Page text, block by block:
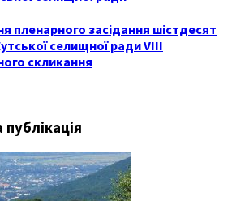
пленарного засідання шістдесят
селищної ради VIII
скликання